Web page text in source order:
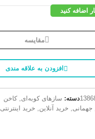
اضافه کنید
مقایسه
افزودن به علاقه مندی
دسته: سازهای کوبه‌ای کاخن
جهمانی خرید آنلاین خرید اینترنتی